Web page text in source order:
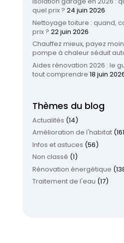
quel prix ? 24 juin 2026
Nettoyage toiture : quand,
prix ? 22 juin 2026
Chauffez mieux, payez
pompe à chaleur séduit
Aides rénovation 2026 : le
tout comprendre 18 juin
Thèmes du blog
Actualités (14)
Amélioration de l'habitat
Infos et astuces (56)
Non classé (1)
Rénovation énergétique
Traitement de l'eau (17)